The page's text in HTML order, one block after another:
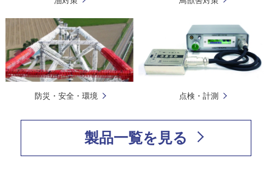
防災・安全・環境 点検・計測
製品一覧を見る